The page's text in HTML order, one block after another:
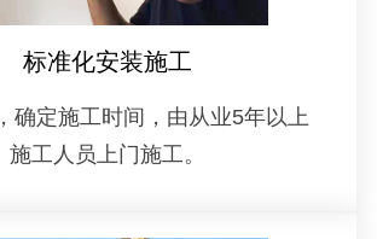
标准化安装施工
确定施工时间，由从业5年以上
施工人员上门施工。